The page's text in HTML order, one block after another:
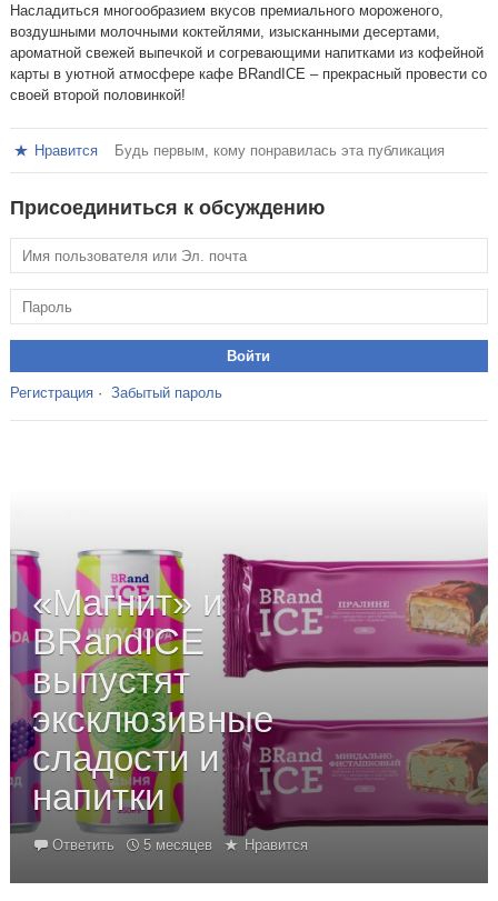
Насладиться многообразием вкусов премиального мороженого,
воздушными молочными коктейлями, изысканными десертами,
ароматной свежей выпечкой и согревающими напитками из кофейной
карты в уютной атмосфере кафе BRandICE – прекрасный провести со
своей второй половинкой!
Нравится Будь первым, кому понравилась эта публикация
Присоединиться к обсуждению
Регистрация· Забытый пароль
«Магнит» и
BRandICE
выпустят
эксклюзивные
сладости и
напитки
Ответить 5 месяцев Нравится